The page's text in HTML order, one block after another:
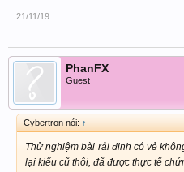
21/11/19
PhanFX
Guest
Cybertron nói: ↑
Thử nghiệm bài rải đinh có vẻ
lại kiểu cũ thôi, đã được thực tế